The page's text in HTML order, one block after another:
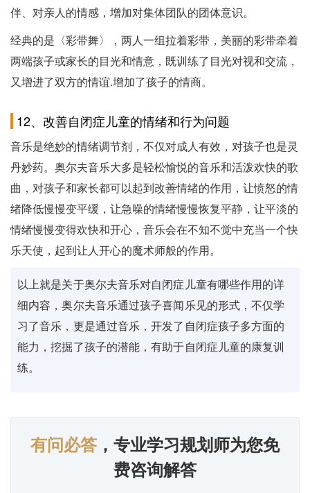
伴、对亲人的情感，增加对集体团队的团体意识。
经典的是〈彩带舞〉，两人一组拉着彩带，美丽的彩带牵着
两端孩子或家长的目光和情意，既训练了目光对视和交流，
又增进了双方的情谊.增加了孩子的情商。
12、改善自闭症儿童的情绪和行为问题
音乐是绝妙的情绪调节剂，不仅对成人有效，对孩子也是灵
丹妙药。奥尔夫音乐大多是轻松愉悦的音乐和活泼欢快的歌
曲，对孩子和家长都可以起到改善情绪的作用，让愤怒的情
绪降低慢慢变平缓，让急噪的情绪慢慢恢复平静，让平淡的
情绪慢慢变得欢快和开心，音乐会在不知不觉中充当一个快
乐天使，起到让人开心的魔术师般的作用。
以上就是关于奥尔夫音乐对自闭症儿童有哪些作用的详
细内容，奥尔夫音乐通过孩子喜闻乐见的形式，不仅学
习了音乐，更是通过音乐，开发了自闭症孩子多方面的
能力，挖掘了孩子的潜能，有助于自闭症儿童的康复训
练。
有问必答，专业学习规划师为您免
费咨询解答